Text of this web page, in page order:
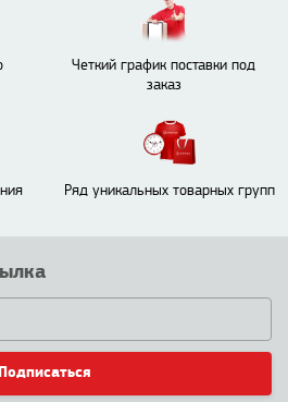
Четкий график поставки под
заказ
Ряд уникальных товарных групп
Подписаться